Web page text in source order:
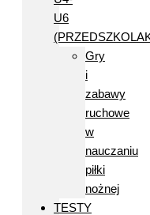
U6
Gry
i
zabawy
ruchowe
w
nauczaniu
piłki
nożnej
TESTY